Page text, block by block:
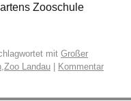
Zooschule
mit Großer
Zoo Landau Kommentar